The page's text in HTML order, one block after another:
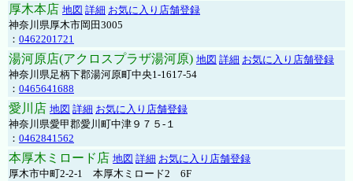
厚木本店 地図 詳細 お気に入り店舗登録
神奈川県厚木市岡田3005
： 0462201721
湯河原店(アクロスプラザ湯河原) 地図 詳細 お気に入り店舗登録
神奈川県足柄下郡湯河原町中央1-1617-54
： 0465641688
愛川店 地図 詳細 お気に入り店舗登録
神奈川県愛甲郡愛川町中津９７５-１
： 0462841562
本厚木ミロード店 地図 詳細 お気に入り店舗登録
厚木市中町2-2-1 本厚木ミロード2 6F